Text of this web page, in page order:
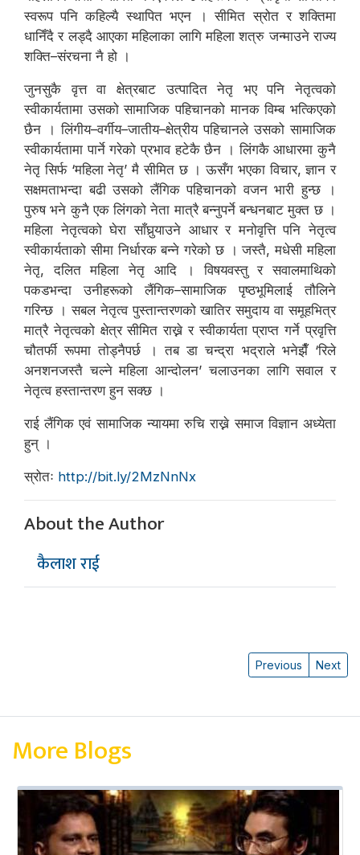
स्वरूप पनि कहिल्यै स्थापित भएन । सीमित स्रोत र शक्तिमा
धानिँदै र लड्दै आएका महिलाका लागि महिला शत्रु जन्माउने राज्य
शक्ति–संरचना नै हो ।
जुनसुकै वृत्त वा क्षेत्रबाट उत्पादित नेतृ भए पनि नेतृत्वको
स्वीकार्यतामा उसको सामाजिक पहिचानको मानक विम्ब भत्किएको
छैन । लिंगीय–वर्गीय–जातीय–क्षेत्रीय पहिचानले उसको सामाजिक
स्वीकार्यतामा पार्ने गरेको प्रभाव हटेकै छैन । लिंगकै आधारमा कुनै
नेतृ सिर्फ ‘महिला नेतृ’ मै सीमित छ । ऊसँग भएका विचार, ज्ञान र
सक्षमताभन्दा बढी उसको लैंगिक पहिचानको वजन भारी हुन्छ ।
पुरुष भने कुनै एक लिंगको नेता मात्रै बन्नुपर्ने बन्धनबाट मुक्त छ ।
महिला नेतृत्वको घेरा साँघुर्‍याउने आधार र मनोवृत्ति पनि नेतृत्व
स्वीकार्यताको सीमा निर्धारक बन्ने गरेको छ । जस्तै, मधेसी महिला
नेतृ, दलित महिला नेतृ आदि । विषयवस्तु र सवालमाथिको
पकडभन्दा उनीहरूको लैंगिक–सामाजिक पृष्ठभूमिलाई तौलिने
गरिन्छ । सबल नेतृत्व पुस्तान्तरणको खातिर समुदाय वा समूहभित्र
मात्रै नेतृत्वको क्षेत्र सीमित राख्ने र स्वीकार्यता प्राप्त गर्ने प्रवृत्ति
चौतर्फी रूपमा तोड्नैपर्छ । तब डा चन्द्रा भद्राले भनेझैँ ‘रिले
अनशनजस्तै चल्ने महिला आन्दोलन’ चलाउनका लागि सवाल र
नेतृत्व हस्तान्तरण हुन सक्छ ।
राई लैंगिक एवं सामाजिक न्यायमा रुचि राख्ने समाज विज्ञान अध्येता
हुन् ।
स्रोतः http://bit.ly/2MzNnNx
About the Author
कैलाश राई
Previous Next
More Blogs